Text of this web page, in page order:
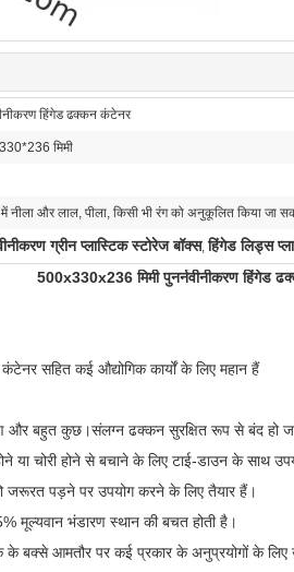
हिंगेड ढक्कन कंटेनर
मिमी
नीला और लाल, पीला, किसी भी रंग को अनुकूलित किया जा
ग्रीन प्लास्टिक स्टोरेज बॉक्स,हिंगेड लिड्स
500x330x236 मिमी पुनर्नवीनीकरण हिंगेड
सहित कई औद्योगिक कार्यों के लिए महान हैं
और बहुत कुछ।संलग्न ढक्कन सुरक्षित रूप से बंद हो
या चोरी होने से बचाने के लिए टाई-डाउन के साथ
पड़ने पर उपयोग करने के लिए तैयार हैं।
मूल्यवान भंडारण स्थान की बचत होती है।
के बक्से आमतौर पर कई प्रकार के अनुप्रयोगों के लिए